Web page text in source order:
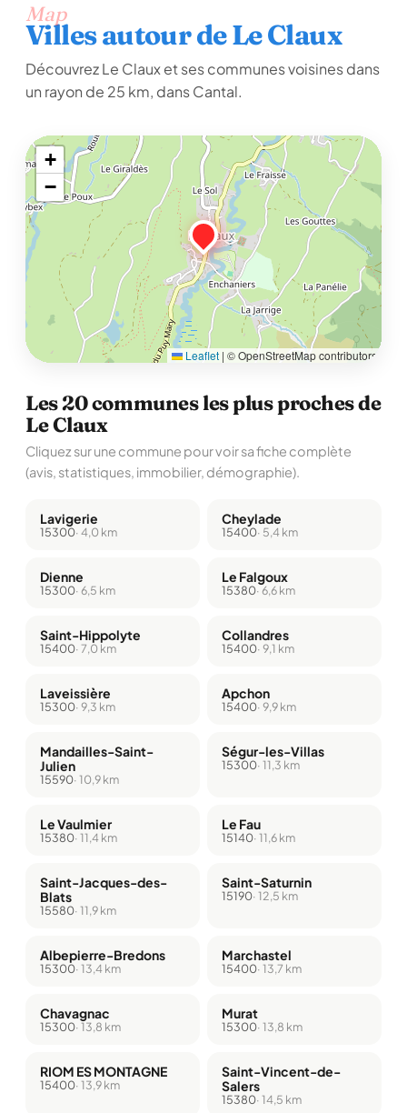
Map
Villes autour de Le Claux
Découvrez Le Claux et ses communes voisines dans
un rayon de 25 km, dans Cantal.
+
−
Leaflet | © OpenStreetMap contributors
Les 20 communes les plus proches de
Le Claux
Cliquez sur une commune pour voir sa fiche complète
(avis, statistiques, immobilier, démographie).
Lavigerie
15300· 4,0 km
Cheylade
15400· 5,4 km
Dienne
15300· 6,5 km
Le Falgoux
15380· 6,6 km
Saint-Hippolyte
15400· 7,0 km
Collandres
15400· 9,1 km
Laveissière
15300· 9,3 km
Apchon
15400· 9,9 km
Mandailles-Saint-
Julien
15590· 10,9 km
Ségur-les-Villas
15300· 11,3 km
Le Vaulmier
15380· 11,4 km
Le Fau
15140· 11,6 km
Saint-Jacques-des-
Blats
15580· 11,9 km
Saint-Saturnin
15190· 12,5 km
Albepierre-Bredons
15300· 13,4 km
Marchastel
15400· 13,7 km
Chavagnac
15300· 13,8 km
Murat
15300· 13,8 km
RIOM ES MONTAGNE
15400· 13,9 km
Saint-Vincent-de-
Salers
15380· 14,5 km